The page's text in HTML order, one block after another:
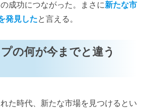
成功につながった。まさに新たな市
発見したと言える。
の何が今までと違う
た時代、新たな市場を見つけるとい